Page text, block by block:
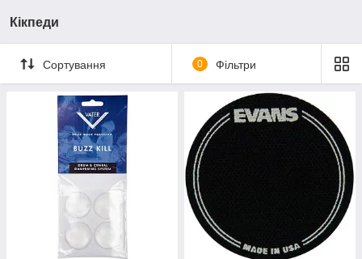
Кікпеди
Сортування 0 Фільтри